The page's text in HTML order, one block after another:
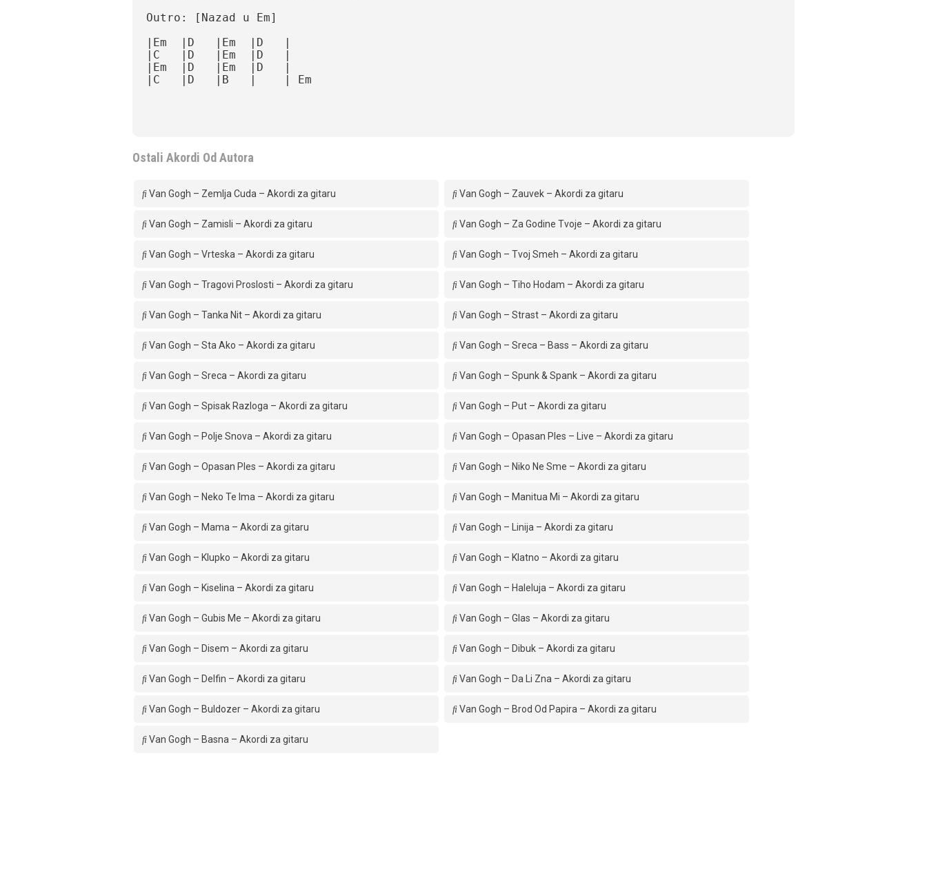
Outro: [Nazad u Em]
|Em  |D   |Em  |D   |
|C   |D   |Em  |D   |
|Em  |D   |Em  |D   |
|C   |D   |B   |    | Em
Ostali Akordi Od Autora
Van Gogh – Zemlja Cuda – Akordi za gitaru Van Gogh – Zauvek – Akordi za gitaru
Van Gogh – Zamisli – Akordi za gitaru Van Gogh – Za Godine Tvoje – Akordi za gitaru
Van Gogh – Vrteska – Akordi za gitaru Van Gogh – Tvoj Smeh – Akordi za gitaru
Van Gogh – Tragovi Proslosti – Akordi za gitaru Van Gogh – Tiho Hodam – Akordi za gitaru
Van Gogh – Tanka Nit – Akordi za gitaru Van Gogh – Strast – Akordi za gitaru
Van Gogh – Sta Ako – Akordi za gitaru Van Gogh – Sreca – Bass – Akordi za gitaru
Van Gogh – Sreca – Akordi za gitaru Van Gogh – Spunk & Spank – Akordi za gitaru
Van Gogh – Spisak Razloga – Akordi za gitaru Van Gogh – Put – Akordi za gitaru
Van Gogh – Polje Snova – Akordi za gitaru Van Gogh – Opasan Ples – Live – Akordi za gitaru
Van Gogh – Opasan Ples – Akordi za gitaru Van Gogh – Niko Ne Sme – Akordi za gitaru
Van Gogh – Neko Te Ima – Akordi za gitaru Van Gogh – Manitua Mi – Akordi za gitaru
Van Gogh – Mama – Akordi za gitaru Van Gogh – Linija – Akordi za gitaru
Van Gogh – Klupko – Akordi za gitaru Van Gogh – Klatno – Akordi za gitaru
Van Gogh – Kiselina – Akordi za gitaru Van Gogh – Haleluja – Akordi za gitaru
Van Gogh – Gubis Me – Akordi za gitaru Van Gogh – Glas – Akordi za gitaru
Van Gogh – Disem – Akordi za gitaru Van Gogh – Dibuk – Akordi za gitaru
Van Gogh – Delfin – Akordi za gitaru Van Gogh – Da Li Zna – Akordi za gitaru
Van Gogh – Buldozer – Akordi za gitaru Van Gogh – Brod Od Papira – Akordi za gitaru
Van Gogh – Basna – Akordi za gitaru